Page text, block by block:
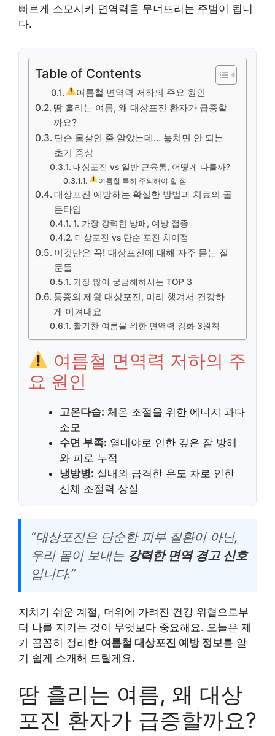
빠르게 소모시켜 면역력을 무너뜨리는 주범이 됩니
다.
Table of Contents
여름철 면역력 저하의 주요 원인
땀 흘리는 여름, 왜 대상포진 환자가 급증할
까요?
단순 몸살인 줄 알았는데… 놓치면 안 되는
초기 증상
대상포진 vs 일반 근육통, 어떻게 다를까?
여름철 특히 주의해야 할 점
대상포진 예방하는 확실한 방법과 치료의 골
든타임
1. 가장 강력한 방패, 예방 접종
대상포진 vs 단순 포진 차이점
이것만은 꼭! 대상포진에 대해 자주 묻는 질
문들
가장 많이 궁금해하시는 TOP 3
통증의 제왕 대상포진, 미리 챙겨서 건강하
게 이겨내요
활기찬 여름을 위한 면역력 강화 3원칙
여름철 면역력 저하의 주
요 원인
고온다습: 체온 조절을 위한 에너지 과다
소모
수면 부족: 열대야로 인한 깊은 잠 방해
와 피로 누적
냉방병: 실내외 급격한 온도 차로 인한
신체 조절력 상실
“대상포진은 단순한 피부 질환이 아닌,
우리 몸이 보내는 강력한 면역 경고 신호
입니다.”
지치기 쉬운 계절, 더위에 가려진 건강 위협으로부
터 나를 지키는 것이 무엇보다 중요해요. 오늘은 제
가 꼼꼼히 정리한 여름철 대상포진 예방 정보를 알
기 쉽게 소개해 드릴게요.
땀 흘리는 여름, 왜 대상
포진 환자가 급증할까요?